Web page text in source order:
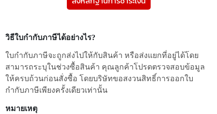
วิธีใบกำกับภาษีได้อย่างไร?
ใบกำกับภาษีจะถูกส่งไปให้กับสินค้า หรือส่งแยกที่อยู่ได้โดย
สามารถระบุในช่วงซื้อสินค้า คุณลูกค้าโปรดตรวจสอบข้อมูล
ให้ครบถ้วนก่อนสั่งซื้อ โดยบริษัทขอสงวนสิทธิ์การออกใบ
กำกับภาษีเพียงครั้งเดียวเท่านั้น
หมายเหตุ